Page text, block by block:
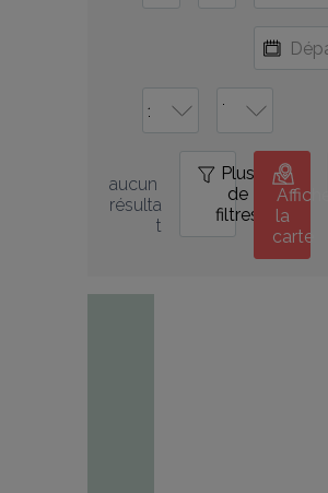
aucun
résulta
t
Plus
de
filtres
la
carte